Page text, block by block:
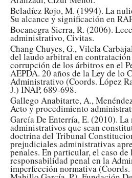
Beladíez Rojo, M. (1994). La
Su alcance y significación en
Bocanegra Sierra, R. (2006).
administrativo, Civitas.
Chang Chuyes, G., Vilela
del laudo arbitral en
corrupción de los árbitros en el
AEPDA. 20 años de la Ley de lo
Administrativo (Coords. López
J.) INAP, 689-698.
Gallego Anabitarte, A.,
Acto y procedimiento
García De Enterría, E. (2010).
administrativos que sean
doctrina del Tribunal
prejudiciales administrativas
penales. En particular, el caso
responsabilidad penal en la
imperfección normativa